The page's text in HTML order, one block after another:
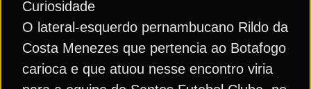
Curiosidade
O lateral-esquerdo pernambucano Rildo da
Costa Menezes que pertencia ao Botafogo
carioca e que atuou nesse encontro viria